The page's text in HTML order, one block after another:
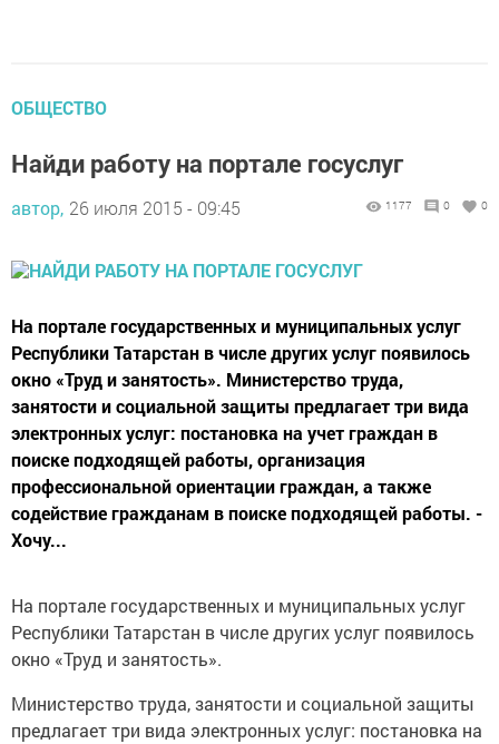
ОБЩЕСТВО
Найди работу на портале госуслуг
автор, 26 июля 2015 - 09:45 1177 0 0
На портале государственных и муниципальных услуг
Республики Татарстан в числе других услуг появилось
окно «Труд и занятость». Министерство труда,
занятости и социальной защиты предлагает три вида
электронных услуг: постановка на учет граждан в
поиске подходящей работы, организация
профессиональной ориентации граждан, а также
содействие гражданам в поиске подходящей работы. -
Хочу...
На портале государственных и муниципальных услуг
Республики Татарстан в числе других услуг появилось
окно «Труд и занятость».
Министерство труда, занятости и социальной защиты
предлагает три вида электронных услуг: постановка на